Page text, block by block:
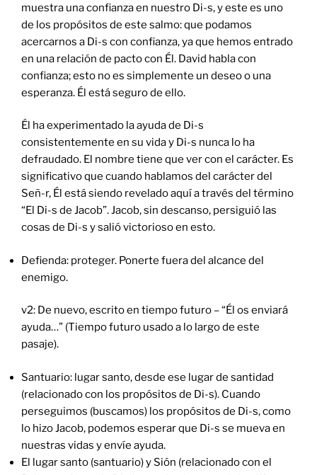
muestra una confianza en nuestro Di-s, y este es uno
de los propósitos de este salmo: que podamos
acercarnos a Di-s con confianza, ya que hemos entrado
en una relación de pacto con Él. David habla con
confianza; esto no es simplemente un deseo o una
esperanza. Él está seguro de ello.
Él ha experimentado la ayuda de Di-s
consistentemente en su vida y Di-s nunca lo ha
defraudado. El nombre tiene que ver con el carácter. Es
significativo que cuando hablamos del carácter del
Señ-r, Él está siendo revelado aquí a través del término
“El Di-s de Jacob”. Jacob, sin descanso, persiguió las
cosas de Di-s y salió victorioso en esto.
Defienda: proteger. Ponerte fuera del alcance del
enemigo.
v2: De nuevo, escrito en tiempo futuro – “Él os enviará
ayuda…” (Tiempo futuro usado a lo largo de este
pasaje).
Santuario: lugar santo, desde ese lugar de santidad
(relacionado con los propósitos de Di-s). Cuando
perseguimos (buscamos) los propósitos de Di-s, como
lo hizo Jacob, podemos esperar que Di-s se mueva en
nuestras vidas y envíe ayuda.
El lugar santo (santuario) y Sión (relacionado con el